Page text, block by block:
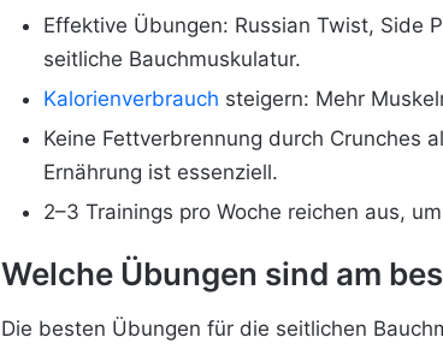
Effektive Übungen: Russian Twist, Side
seitliche Bauchmuskulatur.
Kalorienverbrauch steigern: Mehr
Keine Fettverbrennung durch Crunches
Ernährung ist essenziell.
2–3 Trainings pro Woche reichen aus,
Welche Übungen sind am
Die besten Übungen für die seitlichen